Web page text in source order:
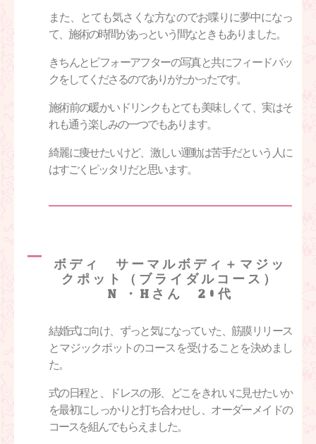
また、とても気さくな方なのでお喋りに夢中になっ
て、施術の時間があっという間なときもありました。
きちんとビフォーアフターの写真と共にフィードバッ
クをしてくださるのでありがたかったです。
施術前の暖かいドリンクもとても美味しくて、実はそ
れも通う楽しみの一つでもあります。
綺麗に痩せたいけど、激しい運動は苦手だという人に
はすごくピッタリだと思います。
ボディ サーマルボディ＋マジッ
クポット（ブライダルコース）
N.・Hさん 20代
結婚式に向け、ずっと気になっていた、筋膜リリース
とマジックポットのコースを受けることを決めまし
た。
式の日程と、ドレスの形、どこをきれいに見せたいか
を最初にしっかりと打ち合わせし、オーダーメイドの
コースを組んでもらえました。